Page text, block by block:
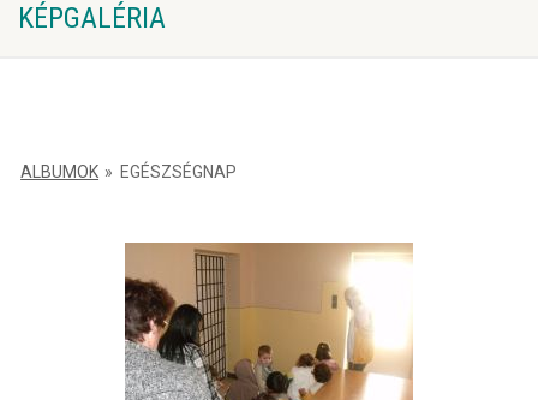
KÉPGALÉRIA
ALBUMOK » EGÉSZSÉGNAP